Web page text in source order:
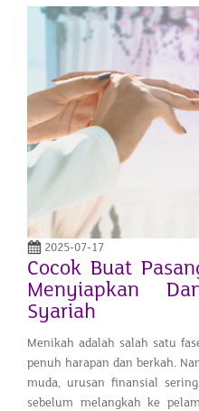
2025-07-17
Cocok Buat
Menyiapkan
Syariah
Menikah adalah salah satu
penuh harapan dan berkah.
muda, urusan finansial
sebelum melangkah ke